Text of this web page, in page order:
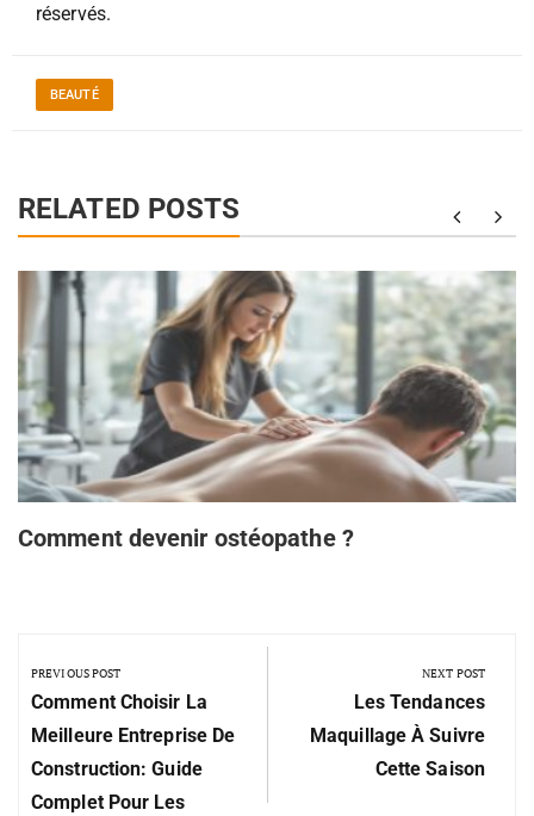
réservés.
BEAUTÉ
RELATED POSTS
Comment devenir ostéopathe ?
PREVIOUS POST
Comment Choisir La
Meilleure Entreprise De
Construction: Guide
Complet Pour Les
NEXT POST
Les Tendances
Maquillage À Suivre
Cette Saison